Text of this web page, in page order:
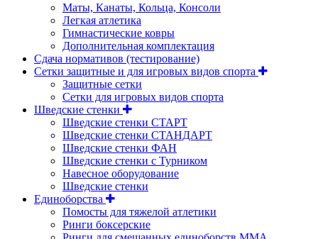
Маты, Канаты, Кольца, Консоли
Легкая атлетика
Гимнастические ковры
Дополнительная комплектация
Сдача нормативов (тестирование)
Сетки защитные и для игровых видов спорта
Защитные сетки
Сетки для игровых видов спорта
Шведские стенки
Шведские стенки СТАРТ
Шведские стенки СТАНДАРТ
Шведские стенки ФАН
Шведские стенки с Турником
Навесное оборудование
Шведские стенки
Единоборства
Помосты для тяжелой атлетики
Ринги боксерские